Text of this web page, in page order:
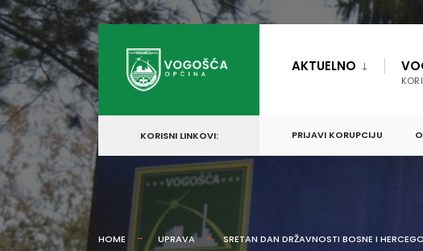
content
AKTUELNO
KORISNI LINKOVI: PRIJAVI KORUPCIJU
HOME UPRAVA SRETAN DAN DRŽAVNOSTI BOSNE I